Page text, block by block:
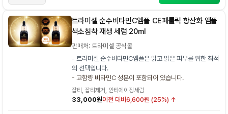
트라미셀 순수비타민C앰플 CE페룰릭 항산화 앰플
색소침착 재생 세럼 20ml
판매처: 트라미셀 공식몰
- 트라미셀 순수비타민C앰플은 맑고 밝은 피부를 위한 최적
의 선택입니다.
- 고함량 비타민C 성분이 포함되어 있습니다.
잡티, 잡티제거, 안티에이징세럼
33,000원이전 대비 6,600원 (25%) ↑